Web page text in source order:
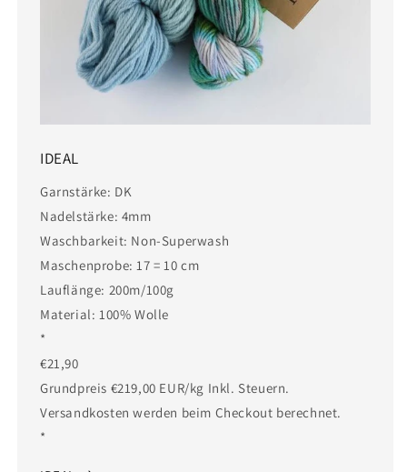
IDEAL
Garnstärke: DK
Nadelstärke: 4mm
Waschbarkeit: Non-Superwash
Maschenprobe: 17 = 10 cm
Lauflänge: 200m/100g
Material: 100% Wolle
*
€21,90
Grundpreis €219,00 EUR/kg Inkl. Steuern.
Versandkosten werden beim Checkout berechnet.
*